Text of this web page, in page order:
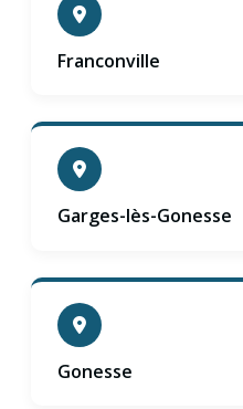
Franconville
Garges-lès-Gonesse
Gonesse